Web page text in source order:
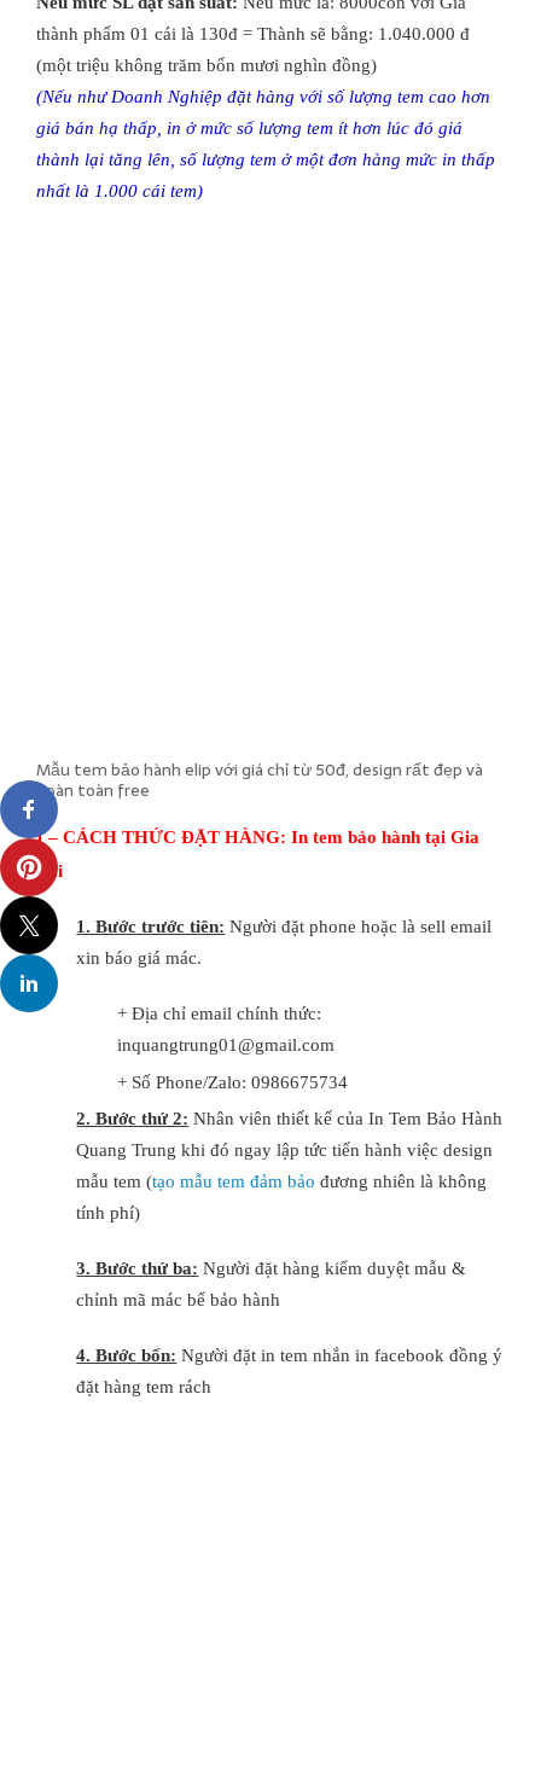
thành phẩm 01 cái là 130đ = Thành sẽ bằng: 1.040.000 đ
(một triệu không trăm bốn mươi nghìn đồng)
(Nếu như Doanh Nghiệp đặt hàng với số lượng tem cao hơn
giá bán hạ thấp, in ở mức số lượng tem ít hơn lúc đó giá
thành lại tăng lên, số lượng tem ở một đơn hàng mức in thấp
nhất là 1.000 cái tem)
Mẫu tem bảo hành elip với giá chỉ từ 50đ, design rất đẹp và
hoàn toàn free
I – CÁCH THỨC ĐẶT HÀNG: ​In tem bảo hành tại Gia
Lai
1. Bước trước tiên: Người đặt phone hoặc là sell email
xin báo giá mác.
+ Địa chỉ email chính thức:
inquangtrung01@gmail.com
+ Số Phone/Zalo: 0986675734
2. Bước thứ 2: Nhân viên thiết kế của In Tem Bảo Hành
Quang Trung khi đó ngay lập tức tiến hành việc design
mẫu tem (tạo mẫu tem đảm bảo đương nhiên là không
tính phí)
3. Bước thứ ba: Người đặt hàng kiểm duyệt mẫu &
chỉnh mã mác bể bảo hành
4. Bước bốn: Người đặt in tem nhắn in facebook đồng ý
đặt hàng tem rách